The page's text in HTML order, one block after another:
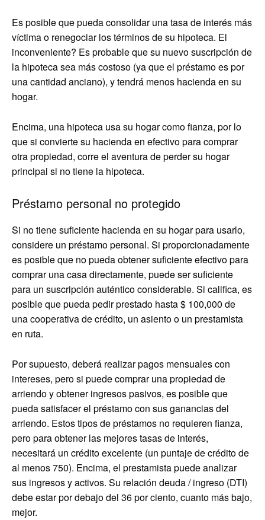
Es posible que pueda consolidar una tasa de interés más
víctima o renegociar los términos de su hipoteca. El
inconveniente? Es probable que su nuevo suscripción de
la hipoteca sea más costoso (ya que el préstamo es por
una cantidad anciano), y tendrá menos hacienda en su
hogar.
Encima, una hipoteca usa su hogar como fianza, por lo
que si convierte su hacienda en efectivo para comprar
otra propiedad, corre el aventura de perder su hogar
principal si no tiene la hipoteca.
Préstamo personal no protegido
Si no tiene suficiente hacienda en su hogar para usarlo,
considere un préstamo personal. Si proporcionadamente
es posible que no pueda obtener suficiente efectivo para
comprar una casa directamente, puede ser suficiente
para un suscripción auténtico considerable. Si califica, es
posible que pueda pedir prestado hasta $ 100,000 de
una cooperativa de crédito, un asiento o un prestamista
en ruta.
Por supuesto, deberá realizar pagos mensuales con
intereses, pero si puede comprar una propiedad de
arriendo y obtener ingresos pasivos, es posible que
pueda satisfacer el préstamo con sus ganancias del
arriendo. Estos tipos de préstamos no requieren fianza,
pero para obtener las mejores tasas de interés,
necesitará un crédito excelente (un puntaje de crédito de
al menos 750). Encima, el prestamista puede analizar
sus ingresos y activos. Su relación deuda / ingreso (DTI)
debe estar por debajo del 36 por ciento, cuanto más bajo,
mejor.